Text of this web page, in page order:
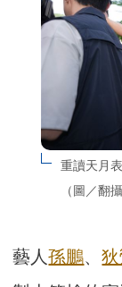
重讀天月
（圖／翻
藝人孫鵬、